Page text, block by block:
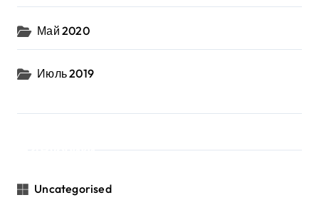
Май 2020
Июль 2019
Uncategorised